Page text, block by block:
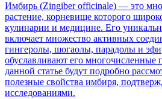
Имбирь (Zingiber officinale) — это
растение, корневище которого
кулинарии и медицине. Его
включает множество активных
гингеролы, шогаолы, парадолы и
обуславливают его многочисленные
данной статье будут подробно
полезные свойства имбиря,
исследованиями.